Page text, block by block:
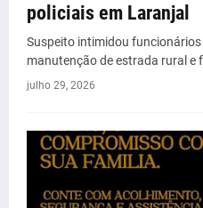
policiais em Laranjal
Suspeito intimidou
manutenção de estrada rural e
julho 29, 2026